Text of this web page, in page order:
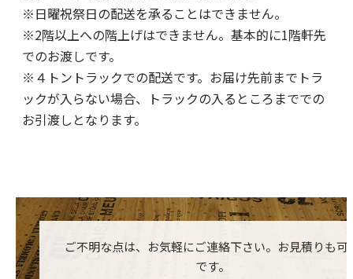
※日曜祝祭日の配送を承ることはできません。
※2階以上への階上げはできません。基本的に1階軒先
でのお渡しです。
※４トントラックでの配送です。お届け先前までトラ
ックが入らない場合、トラックの入るところまででの
お引渡しとなります。
ご不明な点は、お気軽にご連絡下さい。お見積りも可
です。